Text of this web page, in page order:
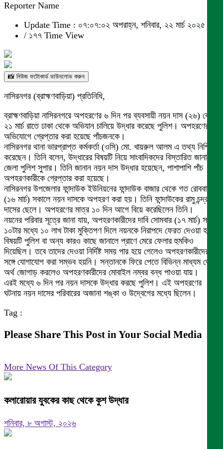
Reporter Name
Update Time : ০৭:০৭:০২ অপরাহ্ন, শনিবার, ২২ মার্চ ২০২৫
/ ১৭৭ Time View
📸 নিউজ ফটোকার্ড ডাউনলোড করুন
নাসিরনগর (ব্রাহ্মণবাড়িয়া) প্রতিনিধি,
ব্রাহ্মণবাড়িয়া নাসিরনগরে অপহরণের ৬ দিন পর ব্যবসায়ী নয়ন দাস (২৬) কে
২১ মার্চ রাতে ঢাকা থেকে অভিযান চালিয়ে উদ্ধার করেছে পুলিশ। অপহরণের
অভিযোগে গ্রেপ্তার করা হয়েছে পাঁচজনকে।
নাসিরনগর থানা ভারপ্রাপ্ত কর্মকর্তা (ওসি) মো. খায়রুল আলম এ তথ্য নিশ্চিত
করেছেন। তিনি বলেন, উদ্ধারের বিষয়টি নিয়ে সাংবাদিকদের বিস্তারিত জানাবেন
জেলা পুলিশ সুপার। তিনি জানান নয়ন দাস উদ্ধার হয়েছেন, পাশাপাশি পাঁচ
অপহরণকারীকে গ্রেপ্তার করা হয়েছে।
নাসিরনগর উপজেলার ফান্দাউক ইউনিয়নের ফান্দাউক বাজার থেকে গত রোববার
(১৬ মার্চ) সকালে নয়ন দাসকে অপহরণ করা হয়। তিনি ফান্দাউকের রামু চন্দ্র
দাসের ছেলে। অপহরণের মাত্র ১০ দিন আগে বিয়ে করেছিলেন তিনি।
নয়নের পরিবার সূত্রে জানা যায়, অপহরণকারীদের দাবি সোমবার (১৭ মার্চ) সকাল
১০টার মধ্যে ১০ লাখ টাকা মুক্তিপণ দিলে নয়নকে নিরাপদে ফেরত দেওয়া হবে,
বিষয়টি পুলিশ বা অন্য কারও কাছে জানালে প্রাণে মেরে ফেলার হুমকিও
দিয়েছিল। তবে তাদের দেওয়া নির্দিষ্ট সময় পার হয়ে গেলেও অপহরণকারীদের
সঙ্গে যোগাযোগ করা সম্ভব হয়নি। সন্তানকে ফিরে পেতে বিভিন্ন মাধ্যম থেকে
অর্থ জোগাড় করলেও অপহরণকারীদের মোবাইল নম্বর বন্ধ পাওয়া যায়।
এরই মধ্যে ৬ দিন পর নয়ন দাসকে উদ্ধার করছে পুলিশ। এই অপহরণের
ঘটনায় নয়ন দাসের পরিবারের অজানা শঙ্কা ও উদ্বেগের মধ্যে ছিলেন।
Tag :
Please Share This Post in Your Social Media
More News Of This Category
কলারোয়ার যুবকের কাছ থেকে কুশ উদ্ধার
শনিবার, ৮ অগাস্ট, ২০২৬